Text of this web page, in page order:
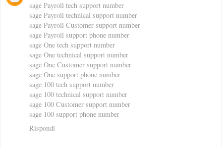
sage Payroll tech support number
sage Payroll technical support number
sage Payroll Customer support number
sage Payroll support phone number
sage One tech support number
sage One technical support number
sage One Customer support number
sage One support phone number
sage 100 tech support number
sage 100 technical support number
sage 100 Customer support number
sage 100 support phone number
Rispondi